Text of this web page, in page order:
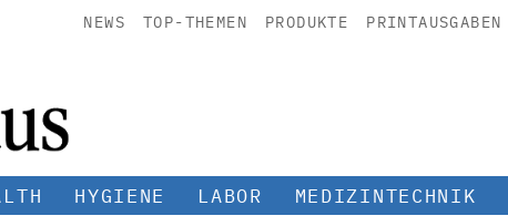
NEWS TOP-THEMEN PRODUKTE PRINTAUSGABEN
HYGIENE LABOR MEDIZINTECHNIK